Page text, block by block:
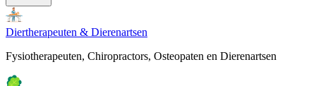
Diertherapeuten & Dierenartsen
Fysiotherapeuten, Chiropractors, Osteopaten en Dierenartsen